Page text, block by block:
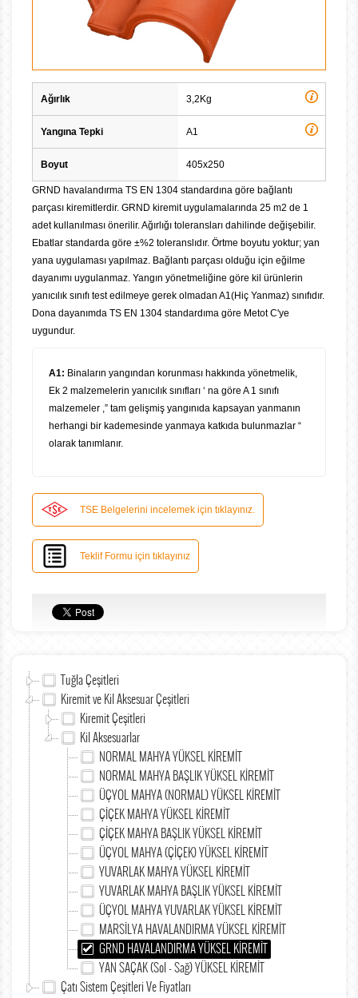
Ağırlık 3,2Kg
Yangına Tepki A1
Boyut 405x250
GRND havalandırma TS EN 1304 standardına göre bağlantı
parçası kiremitlerdir. GRND kiremit uygulamalarında 25 m2 de 1
adet kullanılması önerilir. Ağırlığı toleransları dahilinde değişebilir.
Ebatlar standarda göre ±%2 toleranslıdır. Örtme boyutu yoktur; yan
yana uygulaması yapılmaz. Bağlantı parçası olduğu için eğilme
dayanımı uygulanmaz. Yangın yönetmeliğine göre kil ürünlerin
yanıcılık sınıfı test edilmeye gerek olmadan A1(Hiç Yanmaz) sınıfıdır.
Dona dayanımda TS EN 1304 standardıma göre Metot C'ye
uygundur.
A1: Binaların yangından korunması hakkında yönetmelik,
Ek 2 malzemelerin yanıcılık sınıfları ‘ na göre A 1 sınıfı
malzemeler ,” tam gelişmiş yangınıda kapsayan yanmanın
herhangi bir kademesinde yanmaya katkıda bulunmazlar “
olarak tanımlanır.
TSE Belgelerini incelemek için tıklayınız.
Teklif Formu için tıklayınız
Tuğla Çeşitleri
Kiremit ve Kil Aksesuar Çeşitleri
Kiremit Çeşitleri
Kil Aksesuarlar
NORMAL MAHYA YÜKSEL KİREMİT
NORMAL MAHYA BAŞLIK YÜKSEL KİREMİT
ÜÇYOL MAHYA (NORMAL) YÜKSEL KİREMİT
ÇİÇEK MAHYA YÜKSEL KİREMİT
ÇİÇEK MAHYA BAŞLIK YÜKSEL KİREMİT
ÜÇYOL MAHYA (ÇİÇEK) YÜKSEL KİREMİT
YUVARLAK MAHYA YÜKSEL KİREMİT
YUVARLAK MAHYA BAŞLIK YÜKSEL KİREMİT
ÜÇYOL MAHYA YUVARLAK YÜKSEL KİREMİT
MARSİLYA HAVALANDIRMA YÜKSEL KİREMİT
GRND HAVALANDIRMA YÜKSEL KİREMİT
YAN SAÇAK (Sol - Sağ) YÜKSEL KİREMİT
Çatı Sistem Çeşitleri Ve Fiyatları